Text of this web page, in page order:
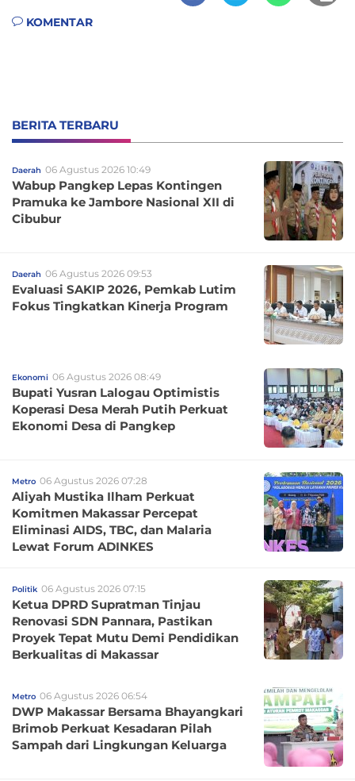
KOMENTAR
BERITA TERBARU
Daerah 06 Agustus 2026 10:49
Wabup Pangkep Lepas Kontingen
Pramuka ke Jambore Nasional XII di
Cibubur
Daerah 06 Agustus 2026 09:53
Evaluasi SAKIP 2026, Pemkab Lutim
Fokus Tingkatkan Kinerja Program
Ekonomi 06 Agustus 2026 08:49
Bupati Yusran Lalogau Optimistis
Koperasi Desa Merah Putih Perkuat
Ekonomi Desa di Pangkep
Metro 06 Agustus 2026 07:28
Aliyah Mustika Ilham Perkuat
Komitmen Makassar Percepat
Eliminasi AIDS, TBC, dan Malaria
Lewat Forum ADINKES
Politik 06 Agustus 2026 07:15
Ketua DPRD Supratman Tinjau
Renovasi SDN Pannara, Pastikan
Proyek Tepat Mutu Demi Pendidikan
Berkualitas di Makassar
Metro 06 Agustus 2026 06:54
DWP Makassar Bersama Bhayangkari
Brimob Perkuat Kesadaran Pilah
Sampah dari Lingkungan Keluarga